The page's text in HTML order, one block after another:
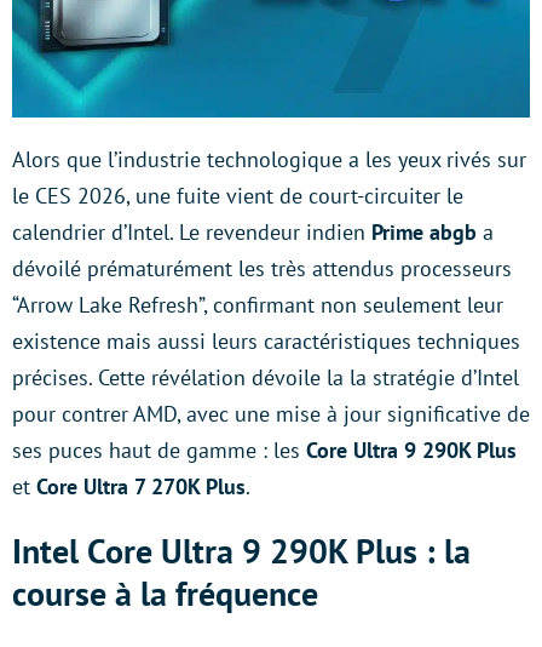
Alors que l’industrie technologique a les yeux rivés sur
le CES 2026, une fuite vient de court-circuiter le
calendrier d’Intel. Le revendeur indien Prime abgb a
dévoilé prématurément les très attendus processeurs
“Arrow Lake Refresh”, confirmant non seulement leur
existence mais aussi leurs caractéristiques techniques
précises. Cette révélation dévoile la la stratégie d’Intel
pour contrer AMD, avec une mise à jour significative de
ses puces haut de gamme : les Core Ultra 9 290K Plus
et Core Ultra 7 270K Plus.
Intel Core Ultra 9 290K Plus : la
course à la fréquence